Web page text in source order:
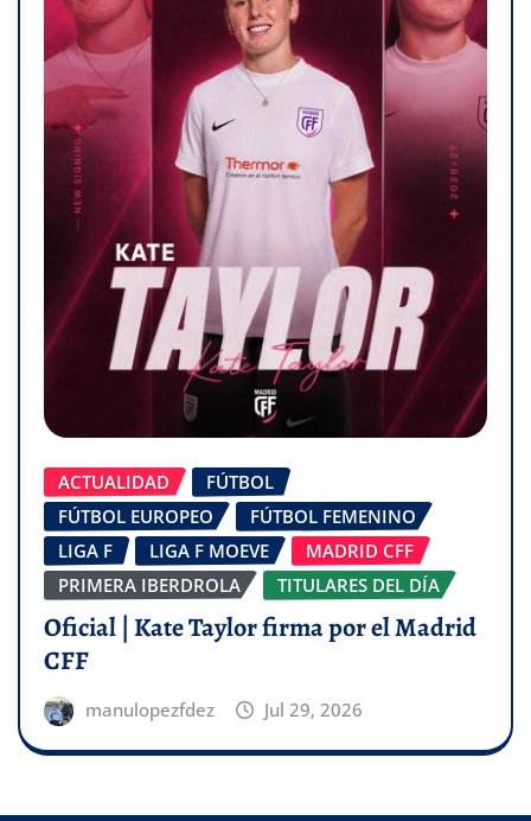
ACTUALIDAD
FÚTBOL
FÚTBOL EUROPEO
FÚTBOL FEMENINO
LIGA F
LIGA F MOEVE
MADRID CFF
PRIMERA IBERDROLA
TITULARES DEL DÍA
Oficial | Kate Taylor firma por el Madrid
CFF
manulopezfdez Jul 29, 2026